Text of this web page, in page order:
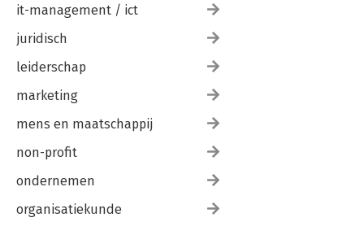
it-management / ict
juridisch
leiderschap
marketing
mens en maatschappij
non-profit
ondernemen
organisatiekunde